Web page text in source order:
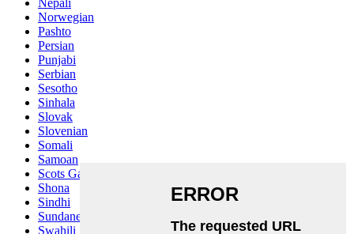
Nepali
Norwegian
Pashto
Persian
Punjabi
Serbian
Sesotho
Sinhala
Slovak
Slovenian
Somali
Samoan
Scots Gaelic
Shona
Sindhi
Sundanese
Swahili